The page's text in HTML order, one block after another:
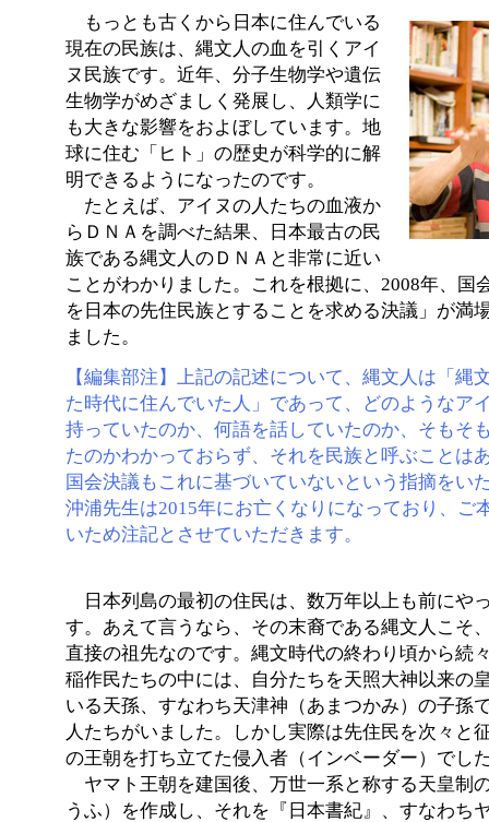
もっとも古くから日本に住んでいる
現在の民族は、縄文人の血を引くアイ
ヌ民族です。近年、分子生物学や遺伝
生物学がめざましく発展し、人類学に
も大きな影響をおよぼしています。地
球に住む「ヒト」の歴史が科学的に解
明できるようになったのです。
たとえば、アイヌの人たちの血液か
らＤＮＡを調べた結果、日本最古の民
族である縄文人のＤＮＡと非常に近い
ことがわかりました。これを根拠に、2008年、国
を日本の先住民族とすることを求める決議」が満
ました。
【編集部注】上記の記述について、縄文人は「縄
た時代に住んでいた人」であって、どのようなア
持っていたのか、何語を話していたのか、そもそ
たのかわかっておらず、それを民族と呼ぶことは
国会決議もこれに基づいていないという指摘をい
沖浦先生は2015年にお亡くなりになっており、ご
いため注記とさせていただきます。
日本列島の最初の住民は、数万年以上も前にや
す。あえて言うなら、その末裔である縄文人こそ
直接の祖先なのです。縄文時代の終わり頃から続
稲作民たちの中には、自分たちを天照大神以来の
いる天孫、すなわち天津神（あまつかみ）の子孫
人たちがいました。しかし実際は先住民を次々と
の王朝を打ち立てた侵入者（インベーダー）でし
ヤマト王朝を建国後、万世一系と称する天皇制
うふ）を作成し、それを『日本書紀』、すなわち